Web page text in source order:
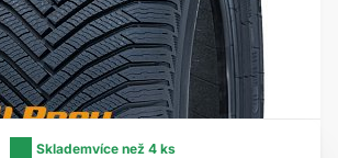
Sklademvíce než 4 ks